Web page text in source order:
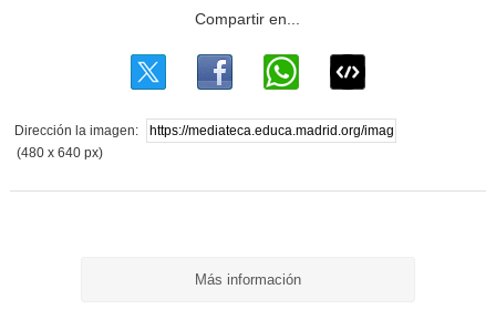
Dirección la imagen:
(480 x 640 px)
Más información